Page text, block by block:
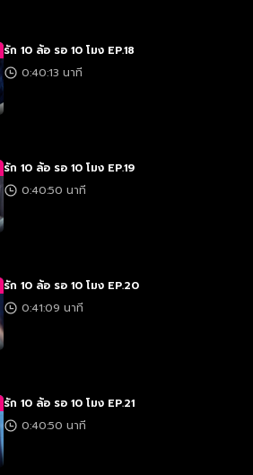
รัก 10 ล้อ รอ 10 โมง EP.18
0:40:13 นาที
รัก 10 ล้อ รอ 10 โมง EP.19
0:40:50 นาที
รัก 10 ล้อ รอ 10 โมง EP.20
0:41:09 นาที
รัก 10 ล้อ รอ 10 โมง EP.21
0:40:50 นาที